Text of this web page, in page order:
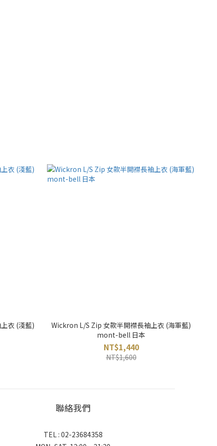
衣 (淺藍)
Wickron L/S Zip 女款半開襟長袖上衣 (海軍藍)
mont-bell 日本
NT$1,440
NT$1,600
聯絡我們
TEL : 02-23684358